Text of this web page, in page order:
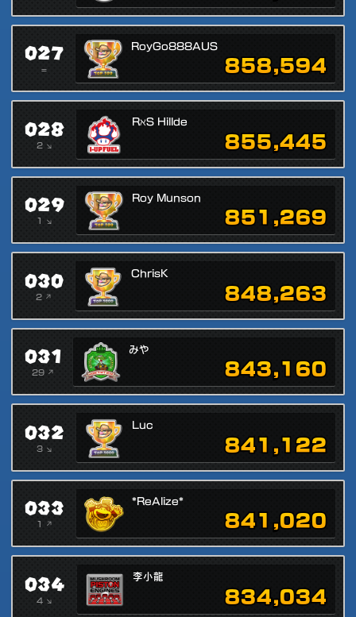
027
=
RoyGo888AUS
858,594
028
2 ↘
RℵS Hillde
855,445
029
1 ↘
Roy Munson
851,269
030
2 ↗
ChrisK
848,263
031
29 ↗
みや
843,160
032
3 ↘
Luc
841,122
033
1 ↗
*ReAlize*
841,020
034
4 ↘
李小龍
834,034